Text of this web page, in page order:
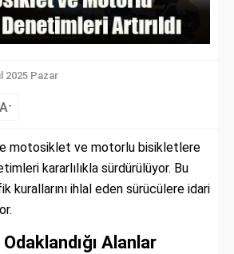
2025 Pazar
A-
motosiklet ve motorlu bisikletlere
kararlılıkla sürdürülüyor. Bu
kurallarını ihlal eden sürücülere idari
Alanlar